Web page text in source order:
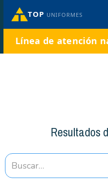
TOP UNIFORMES
Línea de atención
Resultados